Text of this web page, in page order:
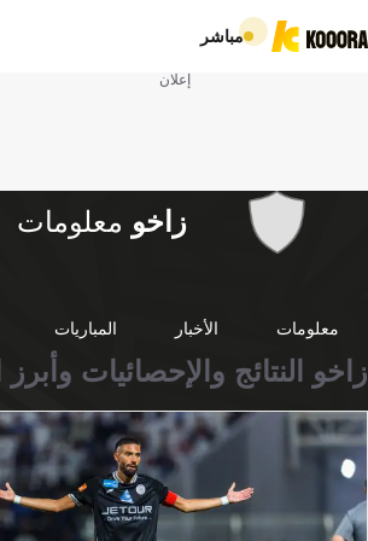
مباشر
إعلان
زاخو معلومات
معلومات الأخبار المباريات
زاخو النتائج والإحصائيات